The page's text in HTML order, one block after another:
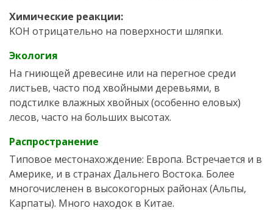
Химические реакции:
KOH отрицательно на поверхности шляпки.
Экология
На гниющей древесине или на перегное среди
листьев, часто под хвойными деревьями, в
подстилке влажных хвойных (особенно еловых)
лесов, часто на больших высотах.
Распространение
Типовое местонахождение: Европа. Встречается и в
Америке, и в странах Дальнего Востока. Более
многочисленен в высокогорных районах (Альпы,
Карпаты). Много находок в Китае.